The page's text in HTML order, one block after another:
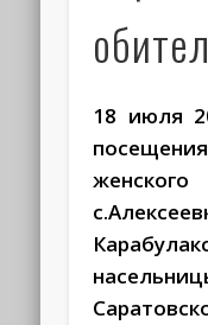
18 июля